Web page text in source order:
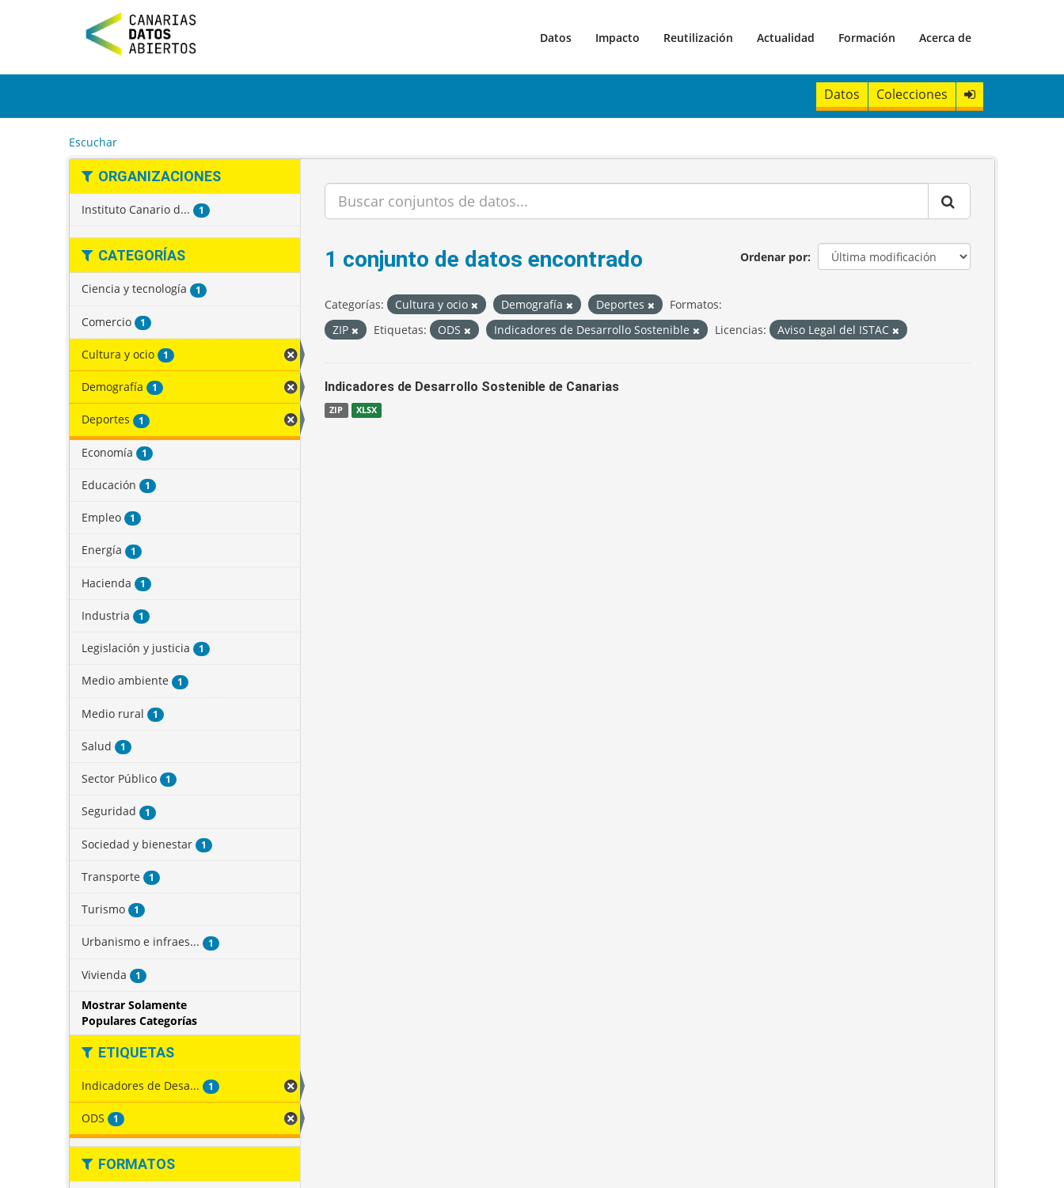
t
Datos Impacto Reutilización Actualidad Formación Acerca de
Datos Colecciones
Escuchar
ORGANIZACIONES
Instituto Canario d... 1
CATEGORÍAS
Ciencia y tecnología 1
Comercio 1
Cultura y ocio 1
Demografía 1
Deportes 1
Economía 1
Educación 1
Empleo 1
Energía 1
Hacienda 1
Industria 1
Legislación y justicia 1
Medio ambiente 1
Medio rural 1
Salud 1
Sector Público 1
Seguridad 1
Sociedad y bienestar 1
Transporte 1
Turismo 1
Urbanismo e infraes... 1
Vivienda 1
Mostrar Solamente
Populares Categorías
ETIQUETAS
Indicadores de Desa... 1
ODS 1
FORMATOS
Ordenar por
1 conjunto de datos encontrado
Categorías: Cultura y ocio Demografía Deportes
Formatos:
ZIP
Etiquetas: ODS Indicadores de Desarrollo Sostenible Licencias: Aviso Legal del ISTAC
Indicadores de Desarrollo Sostenible de Canarias
ZIP XLSX